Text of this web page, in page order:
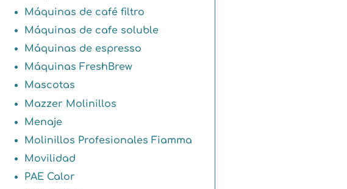
Máquinas de café filtro
Máquinas de cafe soluble
Máquinas de espresso
Máquinas FreshBrew
Mascotas
Mazzer Molinillos
Menaje
Molinillos Profesionales Fiamma
Movilidad
PAE Calor